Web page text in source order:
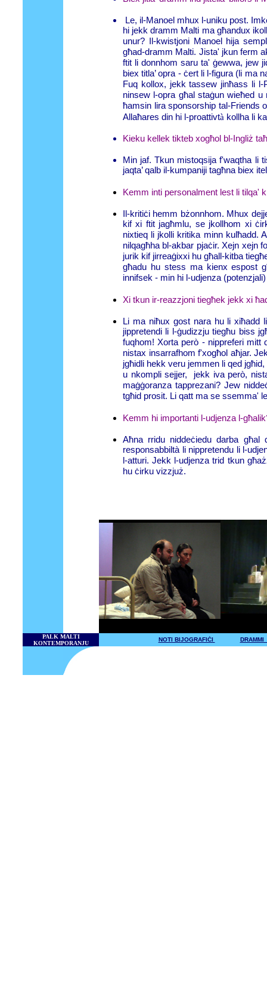
Le, il-Manoel mhux l-uniku post.
hi jekk dramm Malti ma għandux
unur? Il-kwistjoni Manoel hija
għad-dramm Malti. Jista' jkun ferm
ftit li donnhom saru ta' ġewwa, jew
biex titla’ opra - ċert li l-figura (li ma
Fuq kollox, jekk tassew jinħass li l-
ninsew l-opra għal staġun wieħed
ħamsin lira sponsorship tal-Friends
Allaħares din hi l-proattivtà kollha li
Kieku kellek tikteb xogħol bl-Ingliż
Min jaf. Tkun mistoqsija f'waqtha li
jaqta’ qalb il-kumpaniji tagħna biex
Kemm inti personalment lest li tilqa'
Il-kritiċi hemm bżonnhom. Mhux
kif xi ftit jagħmlu, se jkollhom xi
nixtieq li jkolli kritika minn kulħadd.
nilqagħha bl-akbar pjaċir. Xejn xejn
jurik kif jirreaġixxi hu għall-kitba
għadu hu stess ma kienx espost
innifsek - min hi l-udjenza
Xi tkun ir-reazzjoni tiegħek jekk xi
Li ma niħux gost nara hu li xiħadd
jippretendi li l-ġudizzju tiegħu biss
fuqhom! Xorta però - nippreferi mitt
nistax insarrafhom f'xogħol aħjar.
jgħidli hekk veru jemmen li qed
u nkompli sejjer, jekk iva però,
maġġoranza tapprezani? Jew
tgħid prosit. Li qatt ma se ssemma'
Kemm hi importanti l-udjenza l-
Aħna rridu niddeċiedu darba għal
responsabbiltà li nippretendu li l-
l-atturi. Jekk l-udjenza trid tkun
hu ċirku vizzjuż.
PALK MALTI
KONTEMPORANJU
NOTI BIJOGRAFIĊI DRAMMI